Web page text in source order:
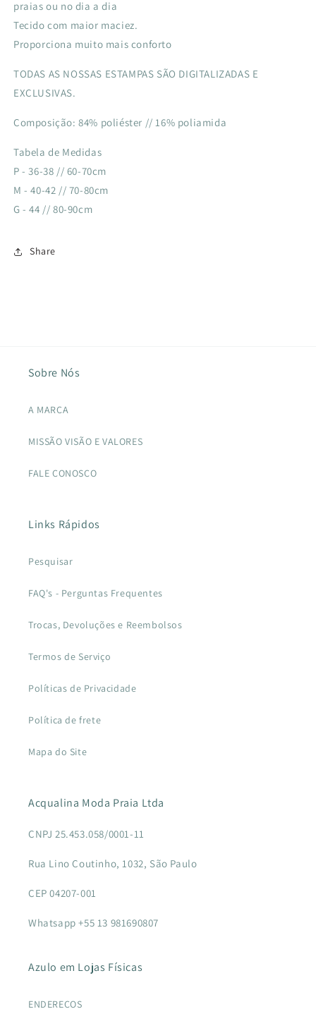
praias ou no dia a dia
Tecido com maior maciez.
Proporciona muito mais conforto
TODAS AS NOSSAS ESTAMPAS SÃO DIGITALIZADAS E
EXCLUSIVAS.
Composição: 84% poliéster // 16% poliamida
Tabela de Medidas
P - 36-38 // 60-70cm
M - 40-42 // 70-80cm
G - 44 // 80-90cm
Share
Sobre Nós
A MARCA
MISSÃO VISÃO E VALORES
FALE CONOSCO
Links Rápidos
Pesquisar
FAQ's - Perguntas Frequentes
Trocas, Devoluções e Reembolsos
Termos de Serviço
Políticas de Privacidade
Política de frete
Mapa do Site
Acqualina Moda Praia Ltda
CNPJ 25.453.058/0001-11
Rua Lino Coutinho, 1032, São Paulo
CEP 04207-001
Whatsapp +55 13 981690807
Azulo em Lojas Físicas
ENDEREÇOS